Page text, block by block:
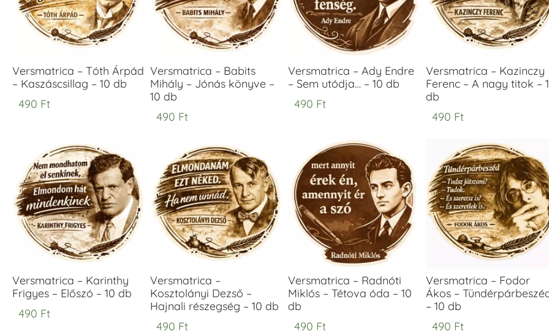
Versmatrica – Tóth Árpád
– Kaszáscsillag – 10 db
490 Ft
Versmatrica – Babits
Mihály – Jónás könyve –
10 db
490 Ft
Versmatrica – Ady Endre
– Sem utódja… – 10 db
490 Ft
Versmatrica – Kazinczy
Ferenc – A nagy titok –
db
490 Ft
Versmatrica – Karinthy
Frigyes – Előszó – 10 db
490 Ft
Versmatrica –
Kosztolányi Dezső –
Hajnali részegség – 10 db
490 Ft
Versmatrica – Radnóti
Miklós – Tétova óda – 10
db
490 Ft
Versmatrica – Fodor
Ákos –
– 10 db
490 Ft